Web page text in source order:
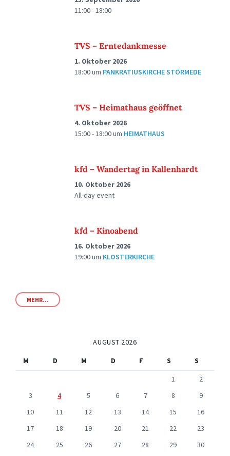
11:00 - 18:00
TVS – Erntedankmesse
1. Oktober 2026
18:00um PANKRATIUSKIRCHE STÖRMEDE
TVS – Heimathaus geöffnet
4. Oktober 2026
15:00 - 18:00um HEIMATHAUS
kfd – Wandertag in Kallenhardt
10. Oktober 2026
All-day event
kfd – Kinoabend
16. Oktober 2026
19:00um KLOSTERKIRCHE
MEHR...
AUGUST 2026
M
D M D F S
S
1
2
3
4 5 6 7 8
9
10
11 12 13 14 15
16
17
18 19 20 21 22
23
24
25 26 27 28 29
30